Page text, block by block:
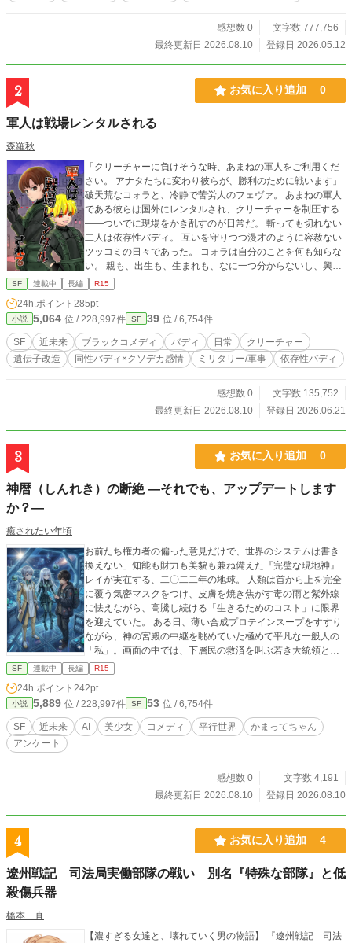
のUSCIB（統一国家刑事局）チーフであるクロエ・フォン・
ヴァレンティーヌの助けを得て、捜査した先に広がるのは
が交わる時、大きな運命が動き出す。 ハードボイルド・サ
イバーパンク・アクション、開幕。
感想数 0
文字数 777,756
最終更新日 2026.08.10
登録日 2026.05.12
2 お気に入り追加 0
軍人は戦場レンタルされる
森羅秋
「クリーチャーに負けそうな時、あまねの軍人をご利用くだ
さい。 アナタたちに変わり彼らが、勝利のために戦います」
破天荒なコォラと、冷静で苦労人のフェヴァ。 あまねの軍人
である彼らは国外にレンタルされ、クリーチャーを制圧する
――ついでに現場をかき乱すのが日常だ。 斬っても切れない
二人は依存性バディ。 互いを守りつつ漫才のように容赦ない
ツッコミの日々であった。 コォラは自分のことを何も知らな
い。 親も、出生も、生まれも、なに一つ分からないし、興味
もない。 彼の世界にフェヴァがいてくれれば、それで良いと
思っている。 そしてフェヴァは、戦うことでコォラを守り続
SF 連載中 長編 R15
24h.ポイント 285pt
小説 5,064 位 / 228,997件 SF 39 位 / 6,754件
SF 近未来 ブラックコメディ バディ 日常
クリーチャー
遺伝子改造
同性バディ×クソデカ感情 ミリタリー/軍事 依存性バディ
感想数 0
文字数 135,752
最終更新日 2026.08.10
登録日 2026.06.21
3 お気に入り追加 0
神暦（しんれき）の断絶 —それでも、アップデートします
か？—
癒されたい年頃
お前たち権力者の偏った意見だけで、世界のシステムは書き
換えない」知能も財力も美貌も兼ね備えた『完璧な現地神』
レイが実在する、二〇二二年の地球。 人類は首から上を完全
に覆う気密マスクをつけ、皮膚を焼き焦がす毒の雨と紫外線
に怯えながら、高騰し続ける「生きるためのコスト」に限界
を迎えていた。 ある日、薄い合成プロテインスープをすすり
ながら、神の宮殿の中継を眺めていた極めて平凡な一般人の
「私」。画面の中では、下層民の救済を叫ぶ若き大統領と、
新世界の特権を貪ろうとする巨大企業のCEOが、神の足元で
醜い論争を繰り広げていた。 「あんなヤバい奴らの空中戦
に、こっちを巻き込まないでくれ。寄ってくるな」 それが
「私」の純度100%の本音だった。 ――その瞬間、部屋の空
間がぐにゃりと歪み、全身がホログラムの光の格子に包まれ
る。 「これは、この星からの焦作品評抽出（ランダムサンプ
たままガチガチに硬直した、ただの引きこもり一般人の私だ
SF 連載中 長編 R15
24h.ポイント 242pt
小説 5,889 位 / 228,997件 SF 53 位 / 6,754件
SF 近未来 AI 美少女 コメディ 平行世界
かまってちゃん
アンケート
感想数 0
文字数 4,191
最終更新日 2026.08.10
登録日 2026.08.10
4 お気に入り追加 4
遼州戦記 司法局実働部隊の戦い 別名『特殊な部隊』と低
殺傷兵器
橋本 直
【濃すぎる女達と、壊れていく男の物語】 『遼州戦記 司法